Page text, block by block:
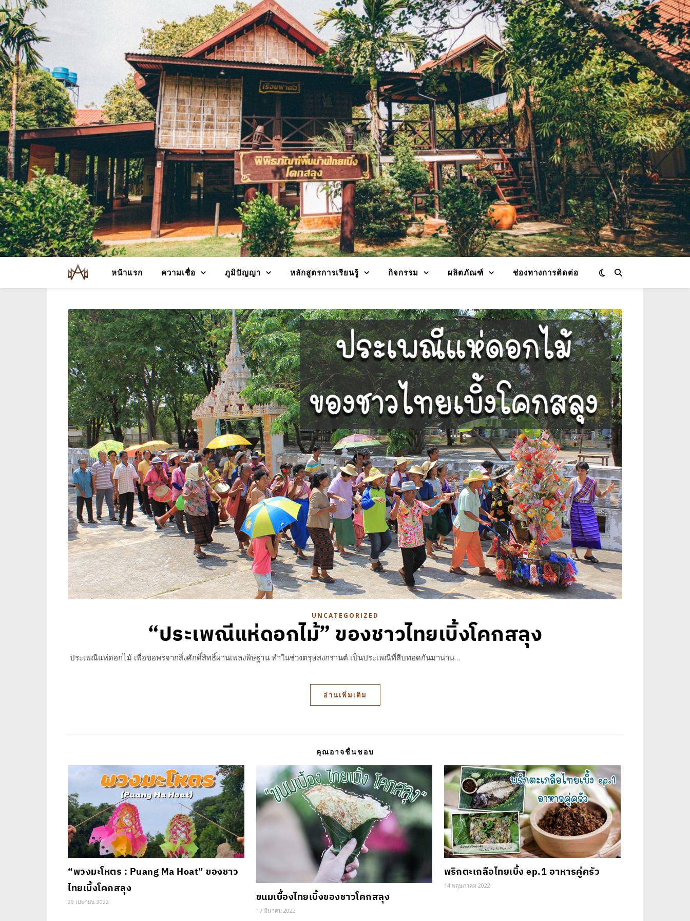
หน้าแรก ความเชื่อ ภูมิปัญญา หลักสูตรการเรียนรู้ กิจกรรม ผลิตภัณฑ์ ช่องทางการติดต่อ
UNCATEGORIZED
“ประเพณีแห่ดอกไม้” ของชาวไทยเบิ้งโคกสลุง
ประเพณีแห่ดอกไม้ เพื่อขอพรจากสิ่งศักดิ์สิทธิ์ผ่านเพลงพิษฐาน ทำในช่วงตรุษสงกรานต์ เป็นประเพณีที่สืบทอดกันมานาน…
อ่านเพิ่มเติม
คุณอาจชื่นชอบ
“พวงมะโหตร : Puang Ma Hoat” ของชาว
ไทยเบิ้งโคกสลุง
29 เมษายน 2022 ขนมเบื้องไทยเบิ้งของชาวโคกสลุง
17 มีนาคม 2022
พริกตะเกลือไทยเบิ้ง ep.1 อาหารคู่ครัว
14 พฤษภาคม 2022